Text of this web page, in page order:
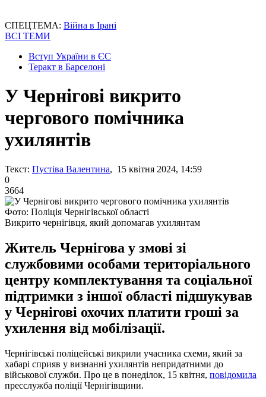
СПЕЦТЕМА: Війна в Ірані
ВСІ ТЕМИ
Вступ України в ЄС
Теракт в Барселоні
У Чернігові викрито
чергового помічника
ухилянтів
Текст: Пустіва Валентина, 15 квітня 2024, 14:59
0
3664
Фото: Поліція Чернігівської області
Викрито чернігівця, який допомагав ухилянтам
Житель Чернігова у змові зі
службовими особами територіального
центру комплектування та соціальної
підтримки з іншої області підшукував
у Чернігові охочих платити гроші за
ухилення від мобілізації.
Чернігівські поліцейські викрили учасника схеми, який за
хабарі сприяв у визнанні ухилянтів непридатними до
військової служби. Про це в понеділок, 15 квітня, повідомила
пресслужба поліції Чернігівщини.